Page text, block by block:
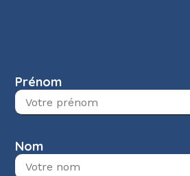
Prénom
Nom